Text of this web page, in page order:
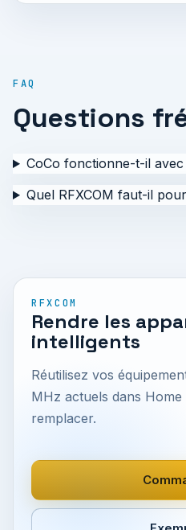
FAQ
Questions
CoCo fonctionne-t-il
Quel RFXCOM faut-il
RFXCOM
Rendre les
intelligents
Réutilisez vos
MHz actuels dans
remplacer.